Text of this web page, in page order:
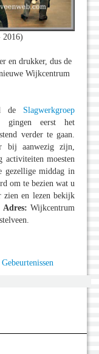
2016)
en drukker, dus de
Wijkcentrum
de Slagwerkgroep
eerst het
verder te gaan.
bij aanwezig zijn,
activiteiten moesten
gezellige middag in
om te bezien wat u
zien en lezen bekijk
Adres: Wijkcentrum